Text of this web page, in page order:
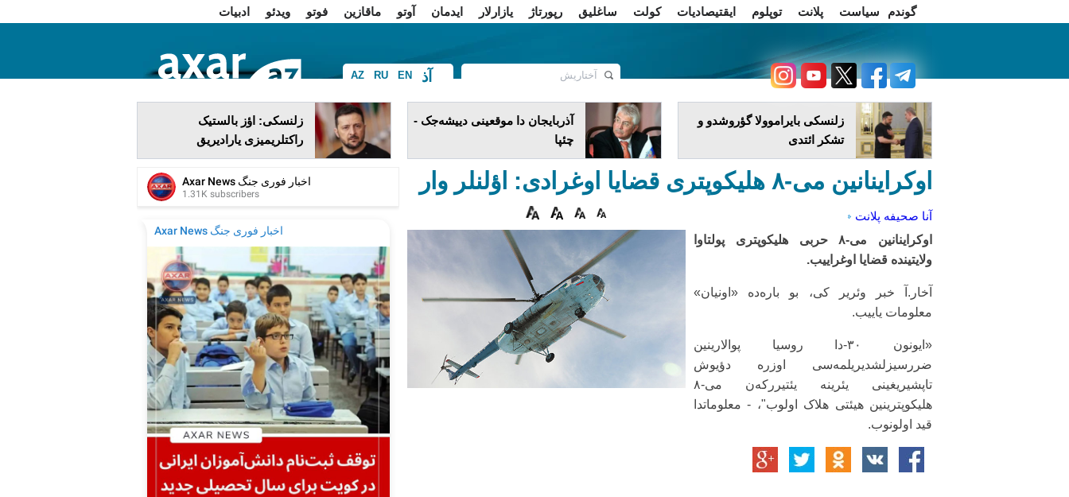
گوندم سیاست پلانت توپلوم ایقتیصادیات کولت ساغلیق رپورتاژ یازارلار ایدمان آوتو ماقازین فوتو ویدئو
ادبیات
AZ RU EN آذ
فا
زلنسکی بایراموولا گؤروشدو و
تشکر ائتدی
آذربایجان دا موقعینی دییشه‌جک -
چئپا
زلنسکی: اؤز بالستیک
راکتلریمیزی یارادیریق
اوکراینانین می-۸ هلیکوپتری قضایا اوغرادی: اؤلنلر وار
آنا صحیفه پلانت
اوکراینانین می-۸ حربی هلیکوپتری پولتاوا
ولایتینده قضایا اوغراییب.
آخار.آ خبر وئریر کی، بو باره‌ده «اونیان»
معلومات یاییب.
«ایونون ۳۰-دا روسیا پوالارینین
ضررسیزلشدیریلمه‌سی اوزره دؤیوش
تاپشیریغینی یئرینه یئتیررکه‌ن می-۸
هلیکوپترینین هیئتی هلاک اولوب"، - معلوماتدا
قید اولونوب.